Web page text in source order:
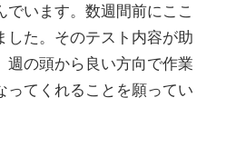
でいます。数週間前にここ
した。そのテスト内容が助
週の頭から良い方向で作業
ってくれることを願ってい